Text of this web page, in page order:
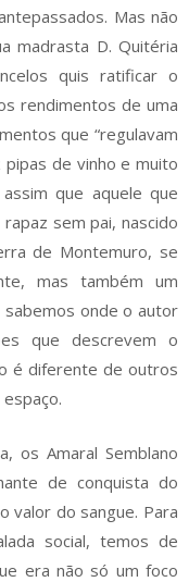
Mas não
madrasta D. Quitéria
quis ratificar o
rendimentos de uma
que “regulavam
de vinho e muito
que aquele que
sem pai, nascido
de Montemuro, se
mas também um
onde o autor
que descrevem o
é diferente de outros
os Amaral Semblano
de conquista do
valor do sangue. Para
social, temos de
era não só um foco